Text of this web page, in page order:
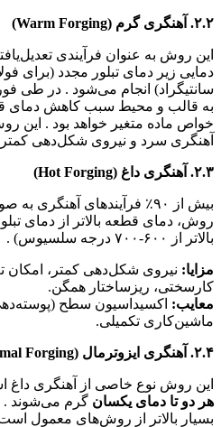
۲.۲. آهنگری گرم (Warm Forging)
این روش به عنوان فرآیندی
سانتیگراد) انجام می‌شود . در طی
به قالب و محیط سبب کاهش دمای
خواص ماده متغیر خواهد بود . این
آهنگری سرد و نیروی شکل‌دهی کمتر
۲.۳. آهنگری داغ (Hot Forging)
بیش از ۹۰٪ فرآیندهای
روش، دمای قطعه بالاتر از دمای
بالاتر از ۶۰۰-۷۰۰ درجه سلسیوس) .
مزایا: نیروی شکل‌دهی کمتر، امکان
کارسختی، ریزساختار همگن.
معایب: اکسیداسیون سطح
ماشین‌کاری تکمیلی.
۲.۴. آهنگری ایزوترمال (Isothermal Forging)
این روش نوع خاصی از آهنگری داغ
هر دو تا دمای یکسان گرم می‌شوند .
بسیار بالاتر از روش‌های معمول